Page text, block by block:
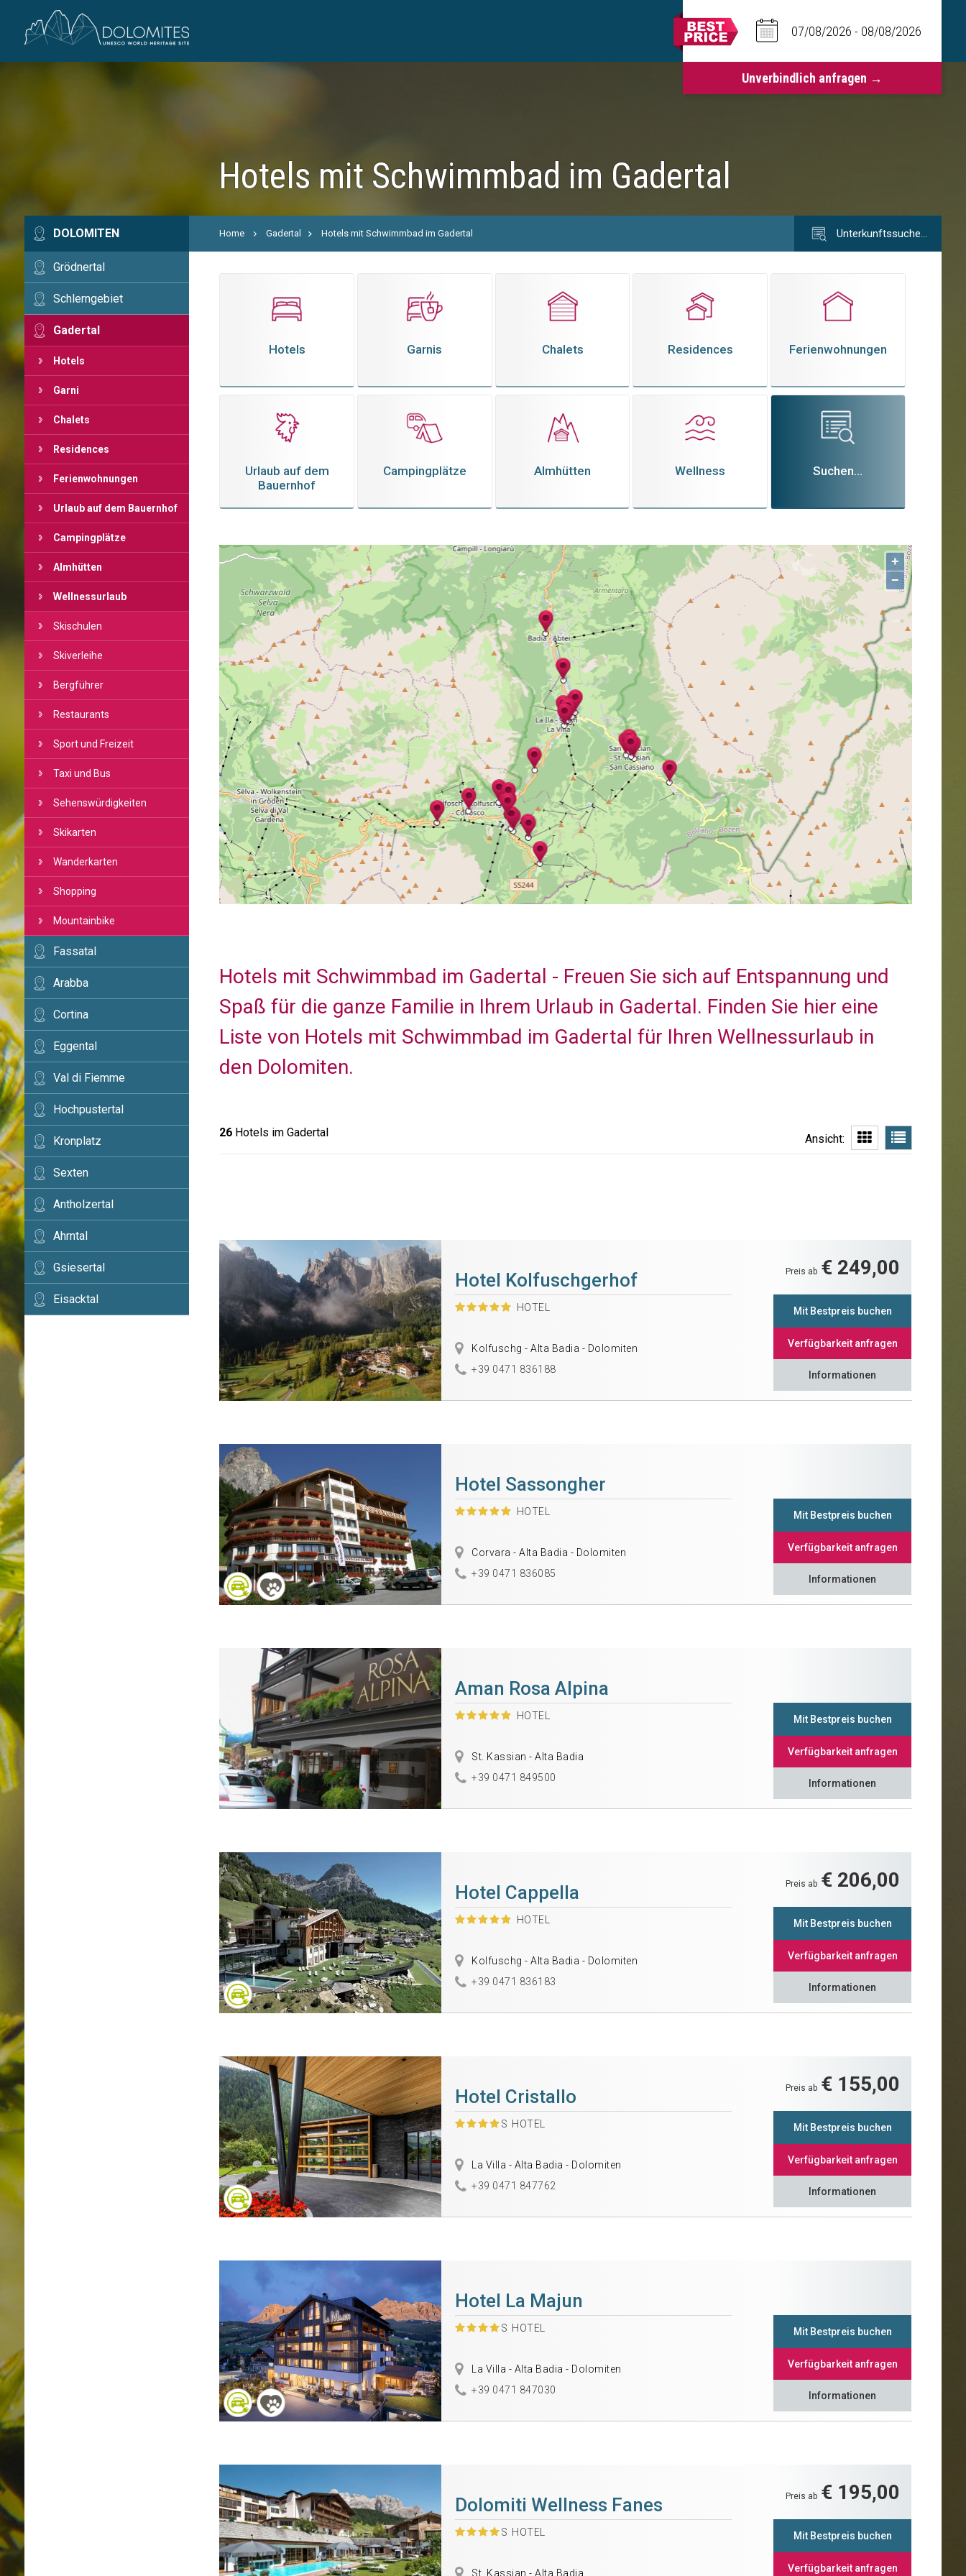
Hotels mit Schwimmbad im Gadertal
DOLOMITEN
Grödnertal
Schlerngebiet
Gadertal
Hotels
Garni
Chalets
Residences
Ferienwohnungen
Urlaub auf dem Bauernhof
Campingplätze
Almhütten
Wellnessurlaub
Skischulen
Skiverleihe
Bergführer
Restaurants
Sport und Freizeit
Taxi und Bus
Sehenswürdigkeiten
Skikarten
Wanderkarten
Shopping
Mountainbike
Fassatal
Arabba
Cortina
Eggental
Val di Fiemme
Hochpustertal
Kronplatz
Sexten
Antholzertal
Ahrntal
Gsiesertal
Eisacktal
Home Gadertal Hotels mit Schwimmbad im Gadertal Unterkunftssuche…
Hotels Garnis Chalets Residences Ferienwohnungen
Urlaub auf dem
Bauernhof
Campingplätze Almhütten Wellness Suchen...
+
−
Hotels mit Schwimmbad im Gadertal - Freuen Sie sich auf Entspannung und
Spaß für die ganze Familie in Ihrem Urlaub in Gadertal. Finden Sie hier eine
Liste von Hotels mit Schwimmbad im Gadertal für Ihren Wellnessurlaub in
den Dolomiten.
26 Hotels im Gadertal Ansicht:
Hotel Kolfuschgerhof
HOTEL
Kolfuschg - Alta Badia - Dolomiten
+39 0471 836188
Preis ab € 249,00
Mit Bestpreis buchen
Verfügbarkeit anfragen
Informationen
Hotel Sassongher
HOTEL
Corvara - Alta Badia - Dolomiten
+39 0471 836085
Mit Bestpreis buchen
Verfügbarkeit anfragen
Informationen
Aman Rosa Alpina
HOTEL
St. Kassian - Alta Badia
+39 0471 849500
Mit Bestpreis buchen
Verfügbarkeit anfragen
Informationen
Hotel Cappella
HOTEL
Kolfuschg - Alta Badia - Dolomiten
+39 0471 836183
Preis ab € 206,00
Mit Bestpreis buchen
Verfügbarkeit anfragen
Informationen
Hotel Cristallo
S HOTEL
La Villa - Alta Badia - Dolomiten
+39 0471 847762
Preis ab € 155,00
Mit Bestpreis buchen
Verfügbarkeit anfragen
Informationen
Hotel La Majun
S HOTEL
La Villa - Alta Badia - Dolomiten
+39 0471 847030
Mit Bestpreis buchen
Verfügbarkeit anfragen
Informationen
Dolomiti Wellness Fanes
S HOTEL
St. Kassian - Alta Badia
Preis ab € 195,00
Mit Bestpreis buchen
Verfügbarkeit anfragen